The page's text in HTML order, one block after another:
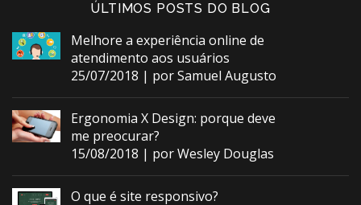
ÚLTIMOS POSTS DO BLOG
Melhore a experiência online de
atendimento aos usuários
25/07/2018 | por Samuel Augusto
Ergonomia X Design: porque deve
me preocurar?
15/08/2018 | por Wesley Douglas
O que é site responsivo?